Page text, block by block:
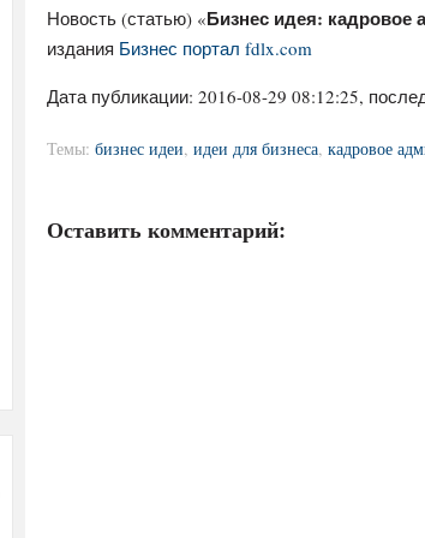
Новость (статью) «Бизнес идея: кадровое
издания Бизнес портал fdlx.com
Дата публикации: 2016-08-29 08:12:25,
Темы: бизнес идеи, идеи для бизнеса, кадровое
Оставить комментарий: